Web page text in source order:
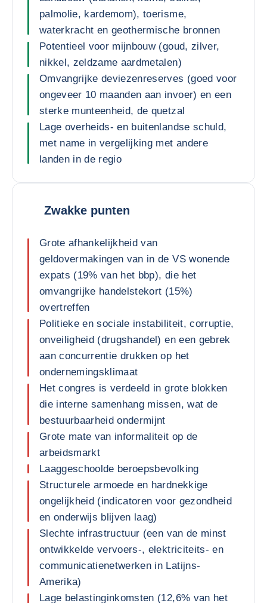
palmolie, kardemom), toerisme,
waterkracht en geothermische bronnen
Potentieel voor mijnbouw (goud, zilver,
nikkel, zeldzame aardmetalen)
Omvangrijke deviezenreserves (goed voor
ongeveer 10 maanden aan invoer) en een
sterke munteenheid, de quetzal
Lage overheids- en buitenlandse schuld,
met name in vergelijking met andere
landen in de regio
Zwakke punten
Grote afhankelijkheid van
geldovermakingen van in de VS wonende
expats (19% van het bbp), die het
omvangrijke handelstekort (15%)
overtreffen
Politieke en sociale instabiliteit, corruptie,
onveiligheid (drugshandel) en een gebrek
aan concurrentie drukken op het
ondernemingsklimaat
Het congres is verdeeld in grote blokken
die interne samenhang missen, wat de
bestuurbaarheid ondermijnt
Grote mate van informaliteit op de
arbeidsmarkt
Laaggeschoolde beroepsbevolking
Structurele armoede en hardnekkige
ongelijkheid (indicatoren voor gezondheid
en onderwijs blijven laag)
Slechte infrastructuur (een van de minst
ontwikkelde vervoers-, elektriciteits- en
communicatienetwerken in Latijns-
Amerika)
Lage belastinginkomsten (12,6% van het